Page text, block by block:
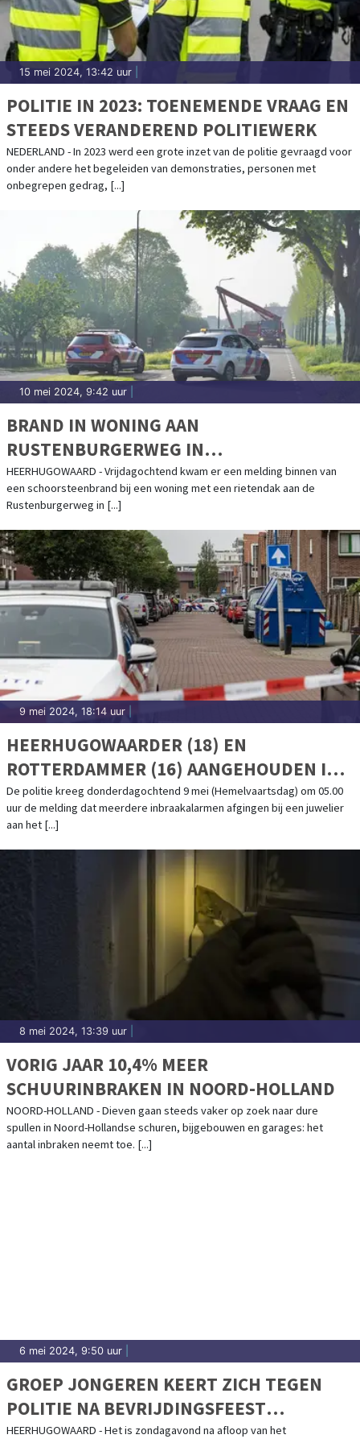
15 mei 2024, 13:42 uur
POLITIE IN 2023: TOENEMENDE VRAAG EN
STEEDS VERANDEREND POLITIEWERK
NEDERLAND - In 2023 werd een grote inzet van de politie gevraagd voor
onder andere het begeleiden van demonstraties, personen met
onbegrepen gedrag, [...]
10 mei 2024, 9:42 uur
BRAND IN WONING AAN
RUSTENBURGERWEG IN
HEERHUGOWAARD
HEERHUGOWAARD - Vrijdagochtend kwam er een melding binnen van
een schoorsteenbrand bij een woning met een rietendak aan de
Rustenburgerweg in [...]
9 mei 2024, 18:14 uur
HEERHUGOWAARDER (18) EN
ROTTERDAMMER (16) AANGEHOUDEN IN
GESTOLEN AUTO TE IJMUIDEN NA
PLOFKRAAK IN AVENHORN
De politie kreeg donderdagochtend 9 mei (Hemelvaartsdag) om 05.00
uur de melding dat meerdere inbraakalarmen afgingen bij een juwelier
aan het [...]
8 mei 2024, 13:39 uur
VORIG JAAR 10,4% MEER
SCHUURINBRAKEN IN NOORD-HOLLAND
NOORD-HOLLAND - Dieven gaan steeds vaker op zoek naar dure
spullen in Noord-Hollandse schuren, bijgebouwen en garages: het
aantal inbraken neemt toe. [...]
6 mei 2024, 9:50 uur
GROEP JONGEREN KEERT ZICH TEGEN
POLITIE NA BEVRIJDINGSFEEST
HEERHUGOWAARD
HEERHUGOWAARD - Het is zondagavond na afloop van het